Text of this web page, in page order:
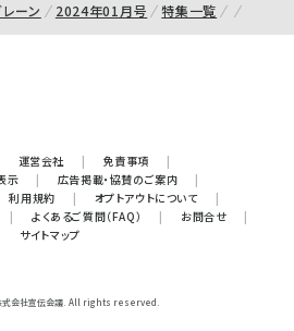
ーン 2024年01月号 特集一覧
運営会社 | 免責事項
|
示
| 広告掲載・協賛のご案内
|
利用規約 | オプトアウトについて
|
| よくあるご質問（FAQ） | お問合せ
|
サイトマップ
式会社宣伝会議. All rights reserved.